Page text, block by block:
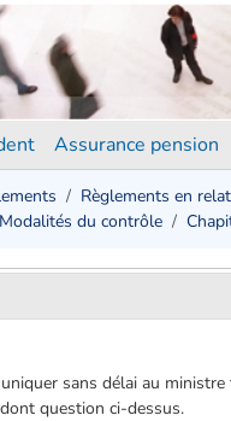
Assurance pension
Règlements en
Modalités du contrôle
sans délai au
question ci-dessus.